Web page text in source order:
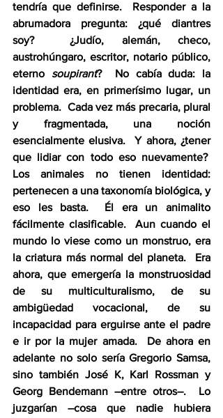
tendría que definirse.  Responder a la
abrumadora pregunta: ¿qué diantres
soy?  ¿Judío, alemán, checo,
austrohúngaro, escritor, notario público,
eterno soupirant?  No cabía duda: la
identidad era, en primerísimo lugar, un
problema.  Cada vez más precaria, plural
y fragmentada, una noción
esencialmente elusiva.  Y ahora, ¿tener
que lidiar con todo eso nuevamente?
Los animales no tienen identidad:
pertenecen a una taxonomía biológica, y
eso les basta.  Él era un animalito
fácilmente clasificable.  Aun cuando el
mundo lo viese como un monstruo, era
la criatura más normal del planeta.  Era
ahora, que emergería la monstruosidad
de su multiculturalismo, de su
ambigüedad vocacional, de su
incapacidad para erguirse ante el padre
e ir por la mujer amada.  De ahora en
adelante no solo sería Gregorio Samsa,
sino también José K, Karl Rossman y
Georg Bendemann –entre otros–.  Lo
juzgarían –cosa que nadie hubiera